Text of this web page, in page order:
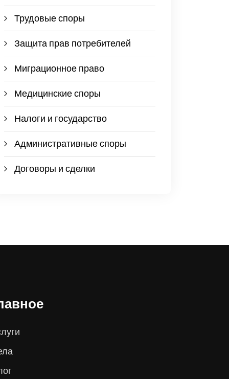
Трудовые споры
Защита прав потребителей
Миграционное право
Медицинские споры
Налоги и государство
Административные споры
Договоры и сделки